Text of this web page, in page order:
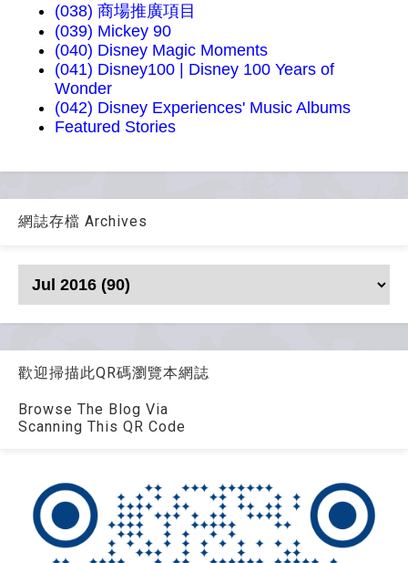
(038) 商場推廣項目
(039) Mickey 90
(040) Disney Magic Moments
(041) Disney100 | Disney 100 Years of
Wonder
(042) Disney Experiences' Music Albums
Featured Stories
網誌存檔 Archives
歡迎掃描此QR碼瀏覽本網誌
Browse The Blog Via
Scanning This QR Code